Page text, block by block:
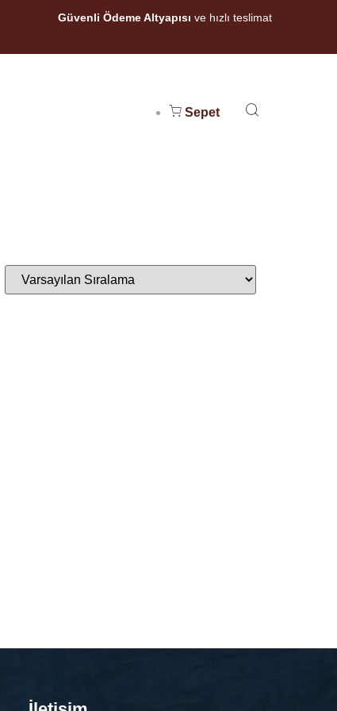
Güvenli Ödeme Altyapısı ve hızlı teslimat
Sepet